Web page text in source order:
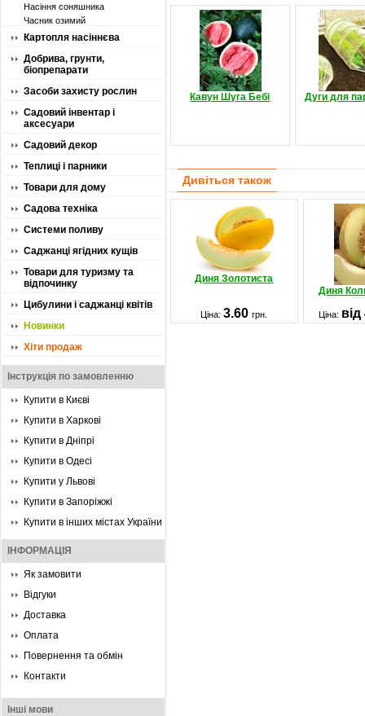
Насіння соняшника
Часник озимий
Картопля насіннєва
Добрива, грунти,
біопрепарати
Засоби захисту рослин
Садовий інвентар і
аксесуари
Садовий декор
Теплиці і парники
Товари для дому
Садова техніка
Системи поливу
Саджанці ягідних кущів
Товари для туризму та
відпочинку
Цибулини і саджанці квітів
Новинки
Хіти продаж
Інструкція по замовленню
Купити в Києві
Купити в Харкові
Купити в Дніпрі
Купити в Одесі
Купити у Львові
Купити в Запоріжжі
Купити в інших містах України
ІНФОРМАЦІЯ
Як замовити
Відгуки
Доставка
Оплата
Повернення та обмін
Контакти
Інші мови
Кавун Шуга Бебі Дуги для
Дивіться також
Диня Золотиста
Диня
Ціна:3.60грн. Ціна: